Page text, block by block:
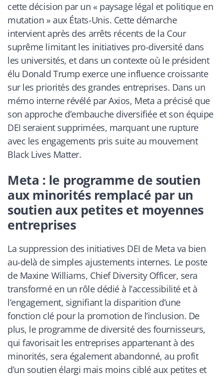
cette décision par un « paysage légal et politique en
mutation » aux États-Unis. Cette démarche
intervient après des arrêts récents de la Cour
suprême limitant les initiatives pro-diversité dans
les universités, et dans un contexte où le président
élu Donald Trump exerce une influence croissante
sur les priorités des grandes entreprises. Dans un
mémo interne révélé par Axios, Meta a précisé que
son approche d’embauche diversifiée et son équipe
DEI seraient supprimées, marquant une rupture
avec les engagements pris suite au mouvement
Black Lives Matter.
Meta : le programme de soutien
aux minorités remplacé par un
soutien aux petites et moyennes
entreprises
La suppression des initiatives DEI de Meta va bien
au-delà de simples ajustements internes. Le poste
de Maxine Williams, Chief Diversity Officer, sera
transformé en un rôle dédié à l’accessibilité et à
l’engagement, signifiant la disparition d’une
fonction clé pour la promotion de l’inclusion. De
plus, le programme de diversité des fournisseurs,
qui favorisait les entreprises appartenant à des
minorités, sera également abandonné, au profit
d’un soutien élargi mais moins ciblé aux petites et